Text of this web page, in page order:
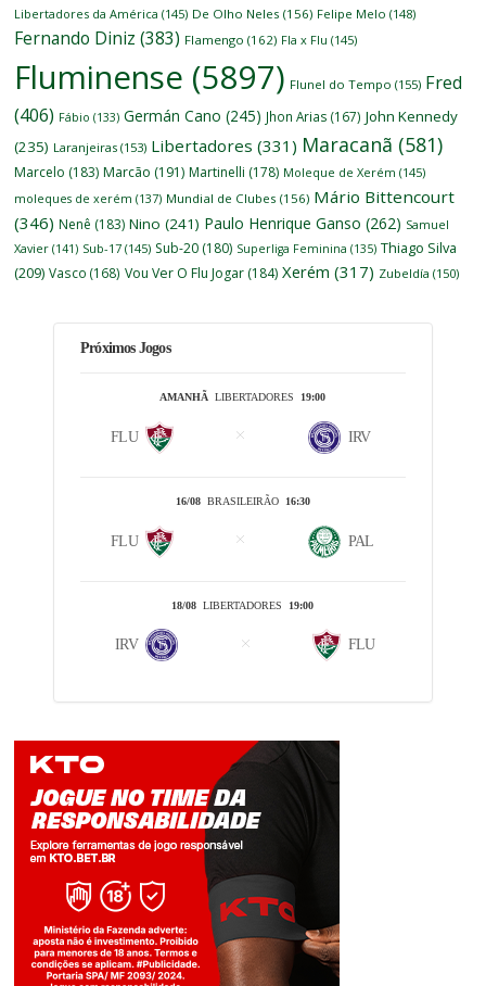
Libertadores da América (145) De Olho Neles (156) Felipe Melo (148)
Fernando Diniz (383) Flamengo (162) Fla x Flu (145)
Fluminense (5897) Flunel do Tempo (155) Fred
(406) Fábio (133) Germán Cano (245) Jhon Arias (167) John Kennedy
(235) Laranjeiras (153) Libertadores (331) Maracanã (581)
Marcelo (183) Marcão (191) Martinelli (178) Moleque de Xerém (145)
moleques de xerém (137) Mundial de Clubes (156) Mário Bittencourt
(346) Nenê (183) Nino (241) Paulo Henrique Ganso (262) Samuel
Xavier (141) Sub-17 (145) Sub-20 (180) Superliga Feminina (135) Thiago Silva
(209) Vasco (168) Vou Ver O Flu Jogar (184) Xerém (317) Zubeldía (150)
Próximos Jogos
AMANHÃ LIBERTADORES 19:00
FLU IRV
16/08BRASILEIRÃO 16:30
FLU PAL
18/08 LIBERTADORES 19:00
IRV FLU